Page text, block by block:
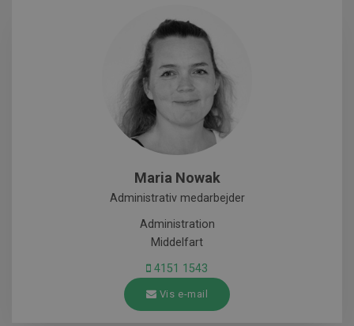
Maria Nowak
Administrativ medarbejder
Administration
Middelfart
4151 1543
Vis e-mail